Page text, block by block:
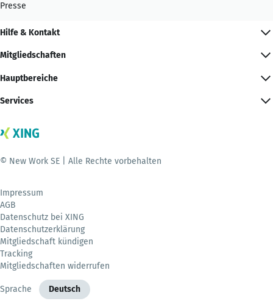
Presse
Hilfe & Kontakt
Mitgliedschaften
Hauptbereiche
Services
© New Work SE | Alle Rechte vorbehalten
Impressum
AGB
Datenschutz bei XING
Datenschutzerklärung
Mitgliedschaft kündigen
Tracking
Mitgliedschaften widerrufen
Sprache Deutsch